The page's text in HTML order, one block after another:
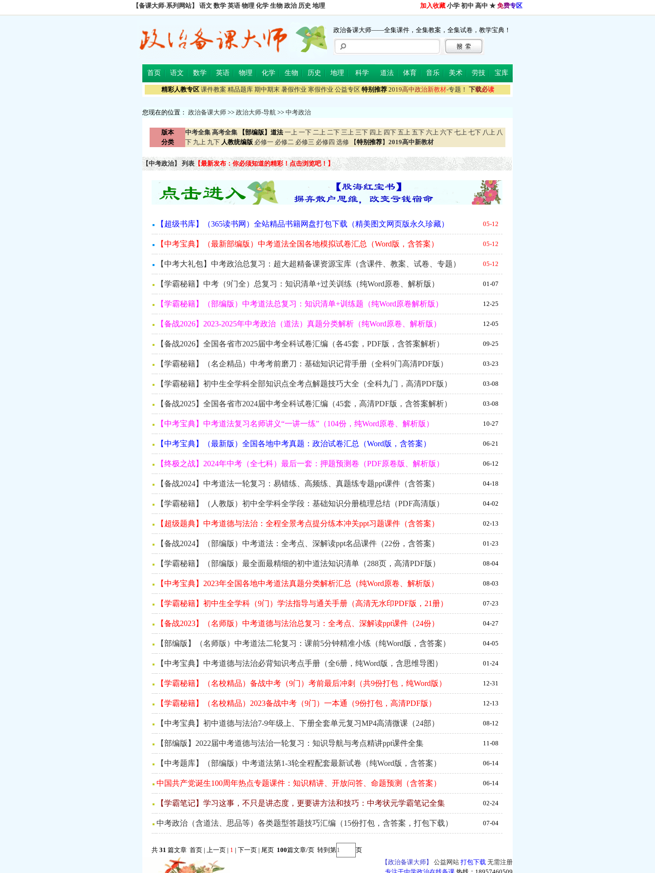
【备课大师-系列网站】 语文 数学 英语 物理 化学 生物 政治 历史 地理 加入收藏 小学 初中 高中 ★ 免费专区
政治备课大师——全集课件，全集教案，全集试卷，教学宝典！
首页 语文 数学 英语 物理 化学 生物 历史 地理 科学 道法 体育 音乐 美术 劳技 宝库
精彩人教专区 课件教案 精品题库 期中期末 暑假作业 寒假作业 公益专区 特别推荐 2019高中政治新教材-专题！ 下载必读
您现在的位置： 政治备课大师 >> 政治大师-导航 >> 中考政治
版本
分类
中考全集 高考全集 【部编版】道法 一上 一下 二上 二下 三上 三下 四上 四下 五上 五下 六上 六下 七上 七下 八上 八
下 九上 九下 人教统编版 必修一 必修二 必修三 必修四 选修 【特别推荐】 2019高中新教材
【中考政治】 列表【最新发布：你必须知道的精彩！点击浏览吧！】
【超级书库】（365读书网）全站精品书籍网盘打包下载（精美图文网页版永久珍藏） 05-12
【中考宝典】（最新部编版）中考道法全国各地模拟试卷汇总（Word版，含答案） 05-12
【中考大礼包】中考政治总复习：超大超精备课资源宝库（含课件、教案、试卷、专题） 05-12
【学霸秘籍】中考（9门全）总复习：知识清单+过关训练（纯Word原卷、解析版） 01-07
【学霸秘籍】（部编版）中考道法总复习：知识清单+训练题（纯Word原卷解析版） 12-25
【备战2026】2023-2025年中考政治（道法）真题分类解析（纯Word原卷、解析版） 12-05
【备战2026】全国各省市2025届中考全科试卷汇编（各45套，PDF版，含答案解析） 09-25
【学霸秘籍】（名企精品）中考考前磨刀：基础知识记背手册（全科9门高清PDF版） 03-23
【学霸秘籍】初中生全学科全部知识点全考点解题技巧大全（全科九门，高清PDF版） 03-08
【备战2025】全国各省市2024届中考全科试卷汇编（45套，高清PDF版，含答案解析） 03-08
【中考宝典】中考道法复习名师讲义“一讲一练”（104份，纯Word原卷、解析版） 10-27
【中考宝典】（最新版）全国各地中考真题：政治试卷汇总（Word版，含答案） 06-21
【终极之战】2024年中考（全七科）最后一套：押题预测卷（PDF原卷版、解析版） 06-12
【备战2024】中考道法一轮复习：易错练、高频练、真题练专题ppt课件（含答案） 04-18
【学霸秘籍】（人教版）初中全学科全学段：基础知识分册梳理总结（PDF高清版） 04-02
【超级题典】中考道德与法治：全程全景考点提分练本冲关ppt习题课件（含答案） 02-13
【备战2024】（部编版）中考道法：全考点、深解读ppt名品课件（22份，含答案） 01-23
【学霸秘籍】（部编版）最全面最精细的初中道法知识清单（288页，高清PDF版） 08-04
【中考宝典】2023年全国各地中考道法真题分类解析汇总（纯Word原卷、解析版） 08-03
【学霸秘籍】初中生全学科（9门）学法指导与通关手册（高清无水印PDF版，21册） 07-23
【备战2023】（名师版）中考道德与法治总复习：全考点、深解读ppt课件（24份） 04-27
【部编版】（名师版）中考道法二轮复习：课前5分钟精准小练（纯Word版，含答案） 04-05
【中考宝典】中考道德与法治必背知识考点手册（全6册，纯Word版，含思维导图） 01-24
【学霸秘籍】（名校精品）备战中考（9门）考前最后冲刺（共9份打包，纯Word版） 12-31
【学霸秘籍】（名校精品）2023备战中考（9门）一本通（9份打包，高清PDF版） 12-13
【中考宝典】初中道德与法治7-9年级上、下册全套单元复习MP4高清微课（24部） 08-12
【部编版】2022届中考道德与法治一轮复习：知识导航与考点精讲ppt课件全集 11-08
【中考题库】（部编版）中考道法第1-3轮全程配套最新试卷（纯Word版，含答案） 06-14
中国共产党诞生100周年热点专题课件：知识精讲、开放问答、命题预测（含答案） 06-14
【学霸笔记】学习这事，不只是讲态度，更要讲方法和技巧：中考状元学霸笔记全集 02-24
中考政治（含道法、思品等）各类题型答题技巧汇编（15份打包，含答案，打包下载） 07-04
共 31 篇文章 首页 | 上一页 | 1 | 下一页 | 尾页 100篇文章/页 转到第
页
【政治备课大师】
公益网站 打包下载 无需注册